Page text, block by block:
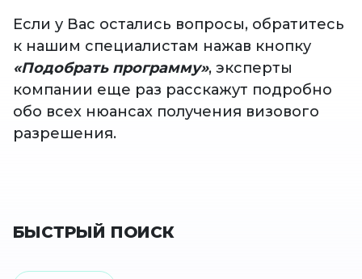
Если у Вас остались вопросы, обратитесь
к нашим специалистам нажав кнопку
«Подобрать программу», эксперты
компании еще раз расскажут подробно
обо всех нюансах получения визового
разрешения.
БЫСТРЫЙ ПОИСК